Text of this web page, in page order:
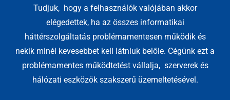
Tudjuk, hogy a felhasználók valójában akkor
elégedettek, ha az összes informatikai
háttérszolgáltatás problémamentesen működik és
nekik minél kevesebbet kell látniuk belőle. Cégünk ezt a
problémamentes működtetést vállalja, szerverek és
hálózati eszközök szakszerű üzemeltetésével.